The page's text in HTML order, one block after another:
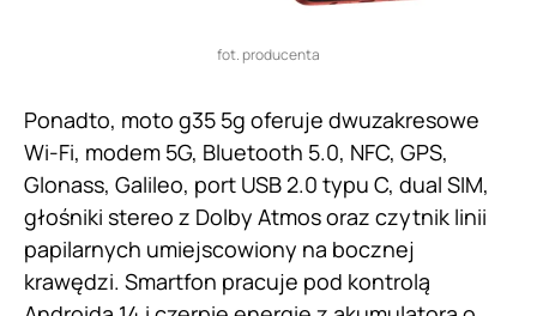
fot. producenta
Ponadto, moto g35 5g oferuje dwuzakresowe
Wi-Fi, modem 5G, Bluetooth 5.0, NFC, GPS,
Glonass, Galileo, port USB 2.0 typu C, dual SIM,
głośniki stereo z Dolby Atmos oraz czytnik linii
papilarnych umiejscowiony na bocznej
krawędzi. Smartfon pracuje pod kontrolą